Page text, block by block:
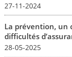
27-11-2024
La prévention, un
difficultés
28-05-2025